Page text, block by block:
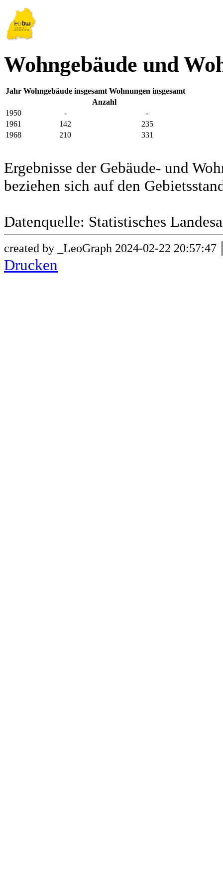
Wohngebäude und
Jahr Wohngebäude insgesamt Wohnungen insgesamt
Anzahl
1950
-
-
1961
142
235
1968
210 331
Ergebnisse der Gebäude- und
beziehen sich auf den
Datenquelle: Statistisches
created by _LeoGraph 2024-02-22 20:57:47
Drucken